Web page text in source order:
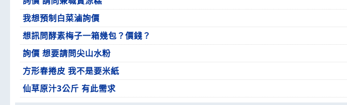
我想預制白菜滷詢價
想訊問酵素梅子一箱幾包？價錢？
詢價 想要請問尖山水粉
方形春捲皮 我不是要米紙
仙草原汁3公斤 有此需求